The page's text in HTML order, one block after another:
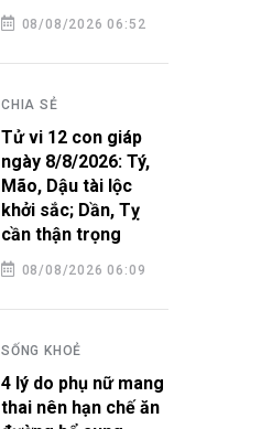
08/08/2026 06:52
CHIA SẺ
Tử vi 12 con giáp
ngày 8/8/2026: Tý,
Mão, Dậu tài lộc
khởi sắc; Dần, Tỵ
cần thận trọng
08/08/2026 06:09
SỐNG KHOẺ
4 lý do phụ nữ mang
thai nên hạn chế ăn